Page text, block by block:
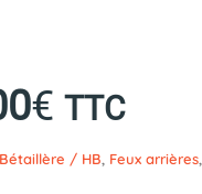
€ TTC
/ HB, Feux arrières,